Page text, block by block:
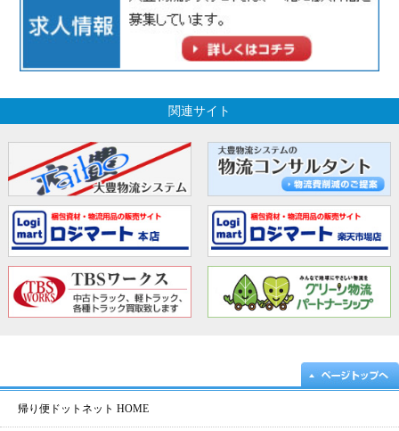
関連サイト
帰り便ドットネット HOME